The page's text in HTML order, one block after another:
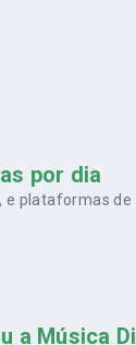
por dia
plataformas
a Música